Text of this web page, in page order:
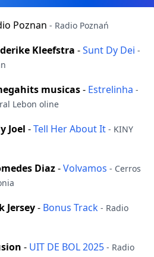
Poznan - Radio Poznań
Kleefstra -Sunt Dy Dei -
musicas- Estrelinha -
Lebon oline
Joel -Tell Her About It - KINY
Diaz-Volvamos - Cerros
Jersey- Bonus Track - Radio
- UIT DE BOL 2025 - Radio